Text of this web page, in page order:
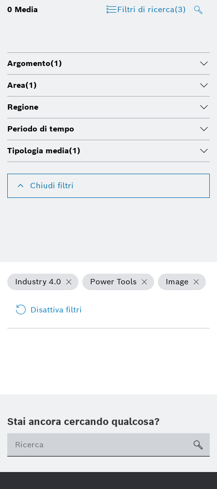
0 Media Filtri di ricerca(3)
Argomento(1)
Area(1)
Regione
Periodo di tempo
Tipologia media(1)
Chiudi filtri
Industry 4.0 Power Tools Image
Disattiva filtri
Stai ancora cercando qualcosa?